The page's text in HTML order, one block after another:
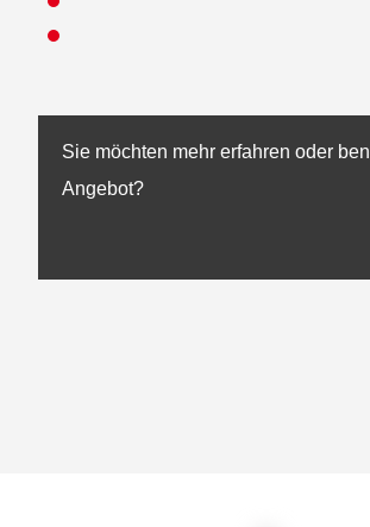
Sie möchten mehr erfahren oder
Angebot?